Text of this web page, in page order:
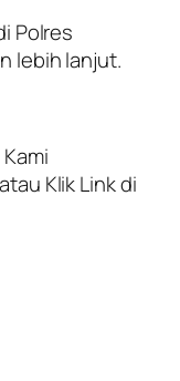
Polres
lebih lanjut.
Klik Link di